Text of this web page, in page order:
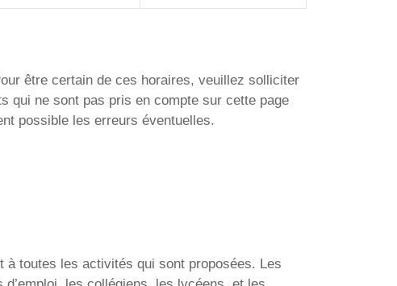
être certain de ces horaires, veuillez solliciter
qui ne sont pas pris en compte sur cette page
possible les erreurs éventuelles.
toutes les activités qui sont proposées. Les